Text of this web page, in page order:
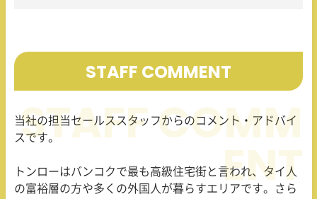
STAFF COMMENT
当社の担当セールススタッフからのコメント・アドバイ
スです。
トンローはバンコクで最も高級住宅街と言われ、タイ人
の富裕層の方や多くの外国人が暮らすエリアです。さら